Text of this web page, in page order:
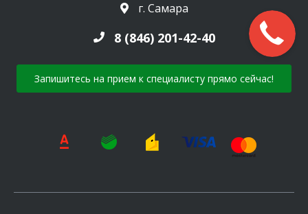
г. Самара
8 (846) 201-42-40
Запишитесь на прием к специалисту прямо сейчас!